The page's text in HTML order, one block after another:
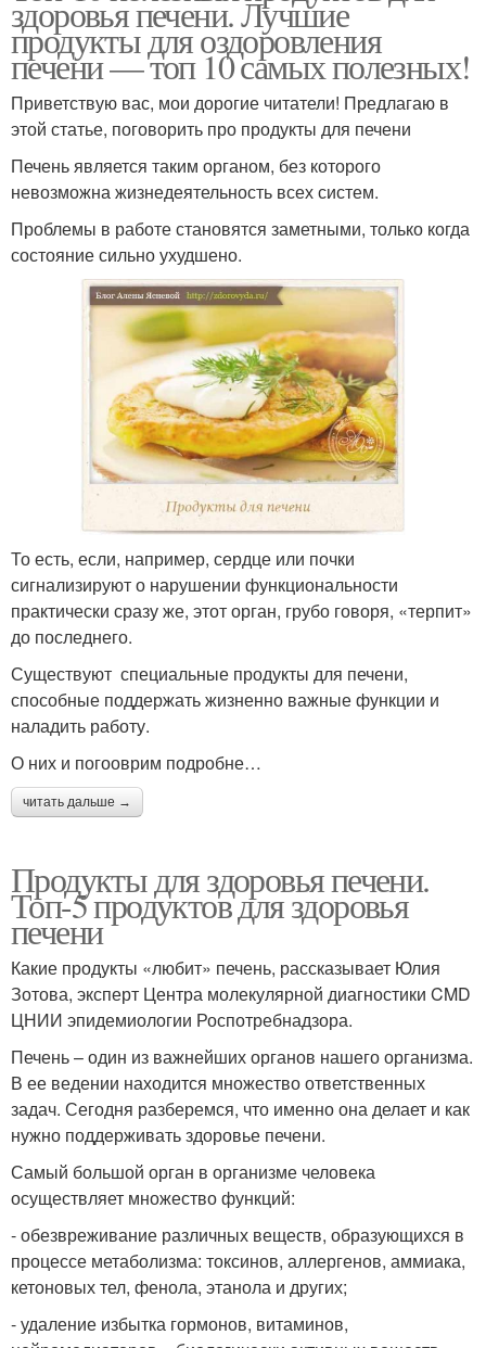
здоровья печени. Лучшие
продукты для оздоровления
печени — топ 10 самых полезных!
Приветствую вас, мои дорогие читатели! Предлагаю в
этой статье, поговорить про продукты для печени
Печень является таким органом, без которого
невозможна жизнедеятельность всех систем.
Проблемы в работе становятся заметными, только когда
состояние сильно ухудшено.
То есть, если, например, сердце или почки
сигнализируют о нарушении функциональности
практически сразу же, этот орган, грубо говоря, «терпит»
до последнего.
Существуют специальные продукты для печени,
способные поддержать жизненно важные функции и
наладить работу.
О них и погооврим подробне…
читать дальше →
Продукты для здоровья печени.
Топ-5 продуктов для здоровья
печени
Какие продукты «любит» печень, рассказывает Юлия
Зотова, эксперт Центра молекулярной диагностики CMD
ЦНИИ эпидемиологии Роспотребнадзора.
Печень – один из важнейших органов нашего организма.
В ее ведении находится множество ответственных
задач. Сегодня разберемся, что именно она делает и как
нужно поддерживать здоровье печени.
Самый большой орган в организме человека
осуществляет множество функций:
- обезвреживание различных веществ, образующихся в
процессе метаболизма: токсинов, аллергенов, аммиака,
кетоновых тел, фенола, этанола и других;
- удаление избытка гормонов, витаминов,